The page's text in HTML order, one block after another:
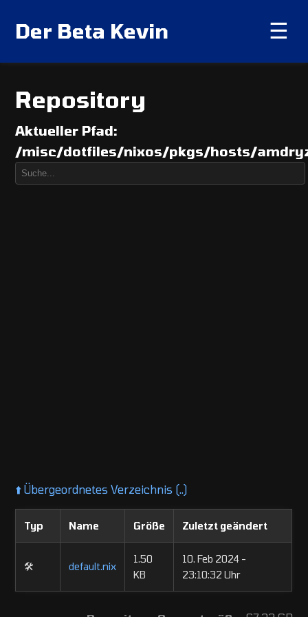
Der Beta Kevin ☰
Repository
Aktueller Pfad:
/misc/dotfiles/nixos/pkgs/hosts/
⬆️ Übergeordnetes Verzeichnis (..)
Typ Name Größe Zuletzt geändert
🛠️ default.nix
1.50
KB
10. Feb 2024 -
23:10:32 Uhr